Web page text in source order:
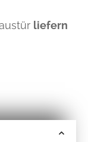
liefern